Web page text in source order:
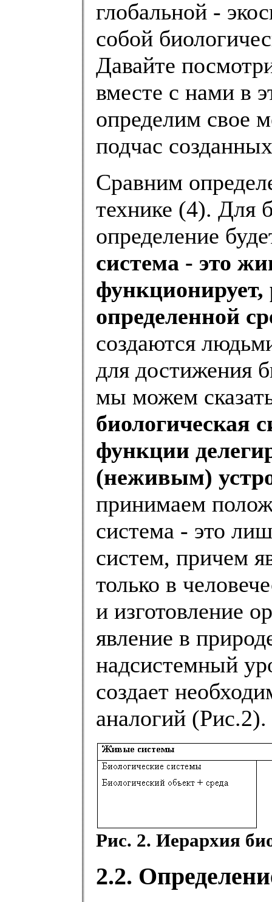
глобальной -
собой
Давайте
вместе с нами в
определим свое
подчас
Сравним
технике (4). Для
определение
система - это
функционирует,
определенной
создаются
для достижения
мы можем
биологическая
функции
(неживым)
принимаем
система - это
систем, причем
только в
и изготовление
явление в
надсистемный
создает
аналогий (Рис.2).
Рис. 2. Иерархия
2.2.